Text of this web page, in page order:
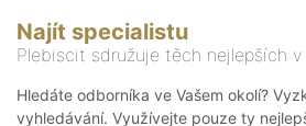
Najít specialistu
Plebiscit sdružuje těch nejlepších v
Hledáte odborníka ve Vašem okolí?
vyhledávání. Využívejte pouze ty